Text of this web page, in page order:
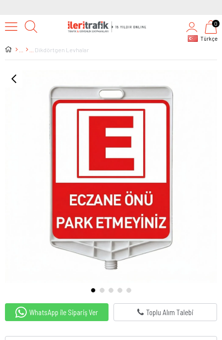
Türkçe
0
Dikdörtgen Levhalar
WhatsApp ile Sipariş Ver Toplu Alım Talebi